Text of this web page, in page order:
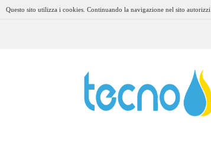
Questo sito utilizza i cookies. Continuando la navigazione nel sito autorizzi